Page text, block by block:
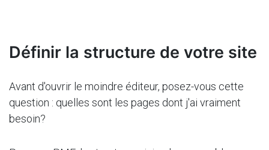
Définir la structure de votre site
Avant d'ouvrir le moindre éditeur, posez-vous cette
question : quelles sont les pages dont j'ai vraiment
besoin?